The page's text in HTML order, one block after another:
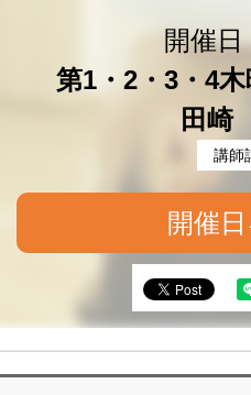
開催日
第1・2・3・4
田崎
講師
開催